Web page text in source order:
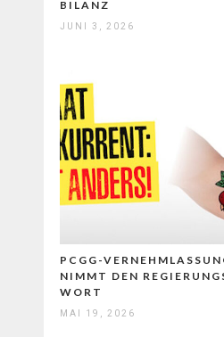
BILANZ
JUNI 3, 2026
PCGG-
NIMMT DEN
WORT
MAI 19, 2026